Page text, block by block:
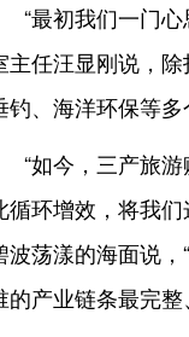
“最初我们一门
主任汪显刚说，
钓、海洋环保等多
“如今，三产旅
循环增效，将我们
波荡漾的海面说
的产业链条最完